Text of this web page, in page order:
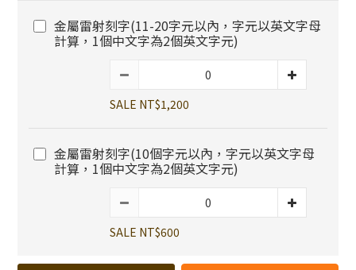
金屬雷射刻字(11-20字元以內，字元以英文字母
計算，1個中文字為2個英文字元)
SALE NT$1,200
金屬雷射刻字(10個字元以內，字元以英文字母
計算，1個中文字為2個英文字元)
SALE NT$600